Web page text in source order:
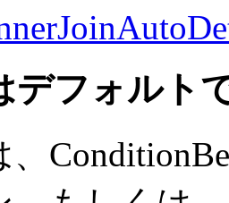
デフォルト
、